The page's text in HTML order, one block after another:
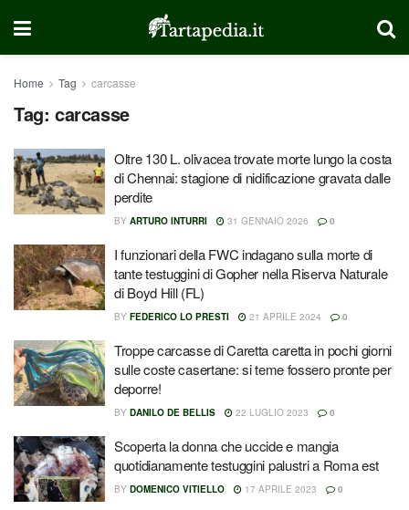
Home Tag carcasse
Tag: carcasse
Oltre 130 L. olivacea trovate morte lungo la costa
di Chennai: stagione di nidificazione gravata dalle
perdite
BY ARTURO INTURRI 31 GENNAIO 2026 0
I funzionari della FWC indagano sulla morte di
tante testuggini di Gopher nella Riserva Naturale
di Boyd Hill (FL)
BY FEDERICO LO PRESTI 21 APRILE 2024 0
Troppe carcasse di Caretta caretta in pochi giorni
sulle coste casertane: si teme fossero pronte per
deporre!
BY DANILO DE BELLIS 22 LUGLIO 2023 0
Scoperta la donna che uccide e mangia
quotidianamente testuggini palustri a Roma est
BY DOMENICO VITIELLO 17 APRILE 2023 0